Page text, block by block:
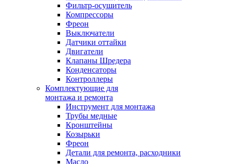
Фильтр-осушитель
Компрессоры
Фреон
Выключатели
Датчики оттайки
Двигатели
Клапаны Шредера
Конденсаторы
Контроллеры
Комплектующие для
монтажа и ремонта
Инструмент для монтажа
Трубы медные
Кронштейны
Козырьки
Фреон
Детали для ремонта, расходники
Масло